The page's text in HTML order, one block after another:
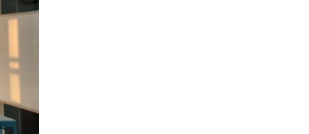
ảnh sắc nét và chi tiết.
môi trường. Nếu chiếu trong phòng sáng, hình ảnh sẽ mờ đi